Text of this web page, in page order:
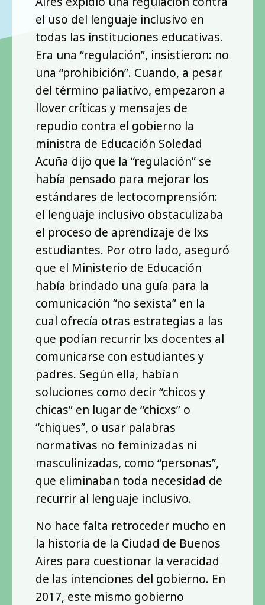
el uso del lenguaje inclusivo en
todas las instituciones educativas.
Era una “regulación”, insistieron: no
una “prohibición”. Cuando, a pesar
del término paliativo, empezaron a
llover críticas y mensajes de
repudio contra el gobierno la
ministra de Educación Soledad
Acuña dijo que la “regulación” se
había pensado para mejorar los
estándares de lectocomprensión:
el lenguaje inclusivo obstaculizaba
el proceso de aprendizaje de lxs
estudiantes. Por otro lado, aseguró
que el Ministerio de Educación
había brindado una guía para la
comunicación “no sexista” en la
cual ofrecía otras estrategias a las
que podían recurrir lxs docentes al
comunicarse con estudiantes y
padres. Según ella, habían
soluciones como decir “chicos y
chicas” en lugar de “chicxs” o
“chiques”, o usar palabras
normativas no feminizadas ni
masculinizadas, como “personas”,
que eliminaban toda necesidad de
recurrir al lenguaje inclusivo.
No hace falta retroceder mucho en
la historia de la Ciudad de Buenos
Aires para cuestionar la veracidad
de las intenciones del gobierno. En
2017, este mismo gobierno